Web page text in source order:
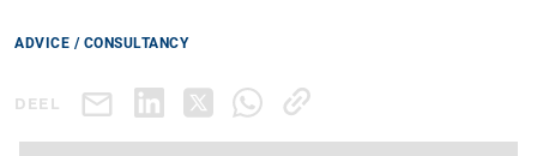
ADVICE / CONSULTANCY
DEEL